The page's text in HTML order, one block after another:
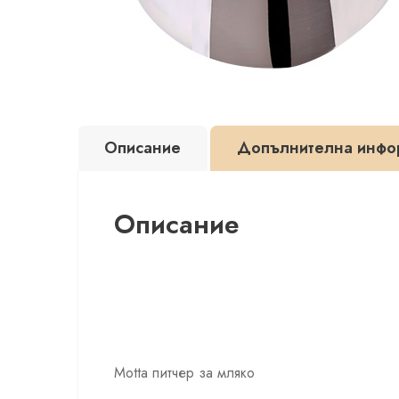
Описание Допълнителна
Описание
Motta питчер за мляко